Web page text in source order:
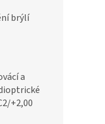
brýlí
a
+2,00